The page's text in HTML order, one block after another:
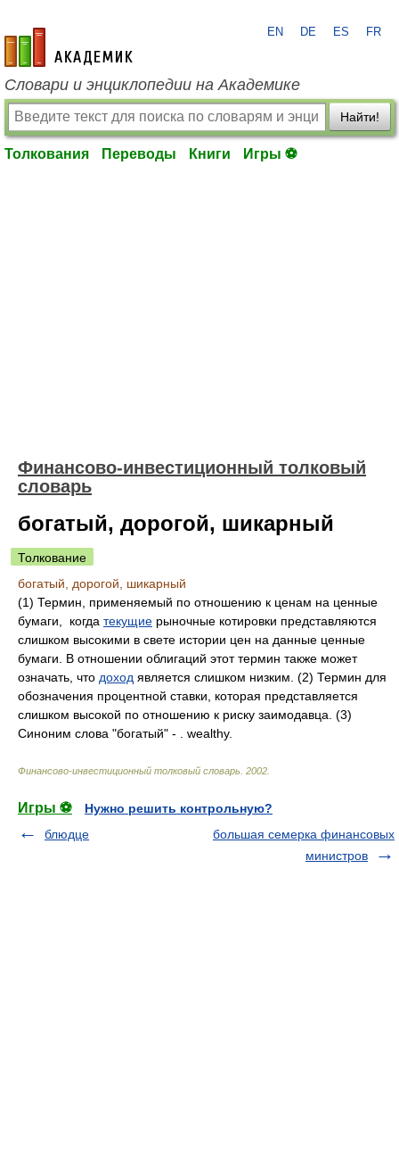
academic.ru
EN DE ES FR
Словари и энциклопедии на Академике
Найти!
Толкования Переводы Книги Игры ⚽
Финансово-инвестиционный толковый
словарь
богатый, дорогой, шикарный
Толкование
богатый, дорогой, шикарный
(1) Термин, применяемый по отношению к ценам на ценные
бумаги, когда текущие рыночные котировки представляются
слишком высокими в свете истории цен на данные ценные
бумаги. В отношении облигаций этот термин также может
означать, что доход является слишком низким. (2) Термин для
обозначения процентной ставки, которая представляется
слишком высокой по отношению к риску заимодавца. (3)
Синоним слова "богатый" - . wealthy.
Финансово-инвестиционный толковый словарь 2002
Игры ⚽
Нужно решить контрольную?
блюдце
большая семерка финансовых
министров